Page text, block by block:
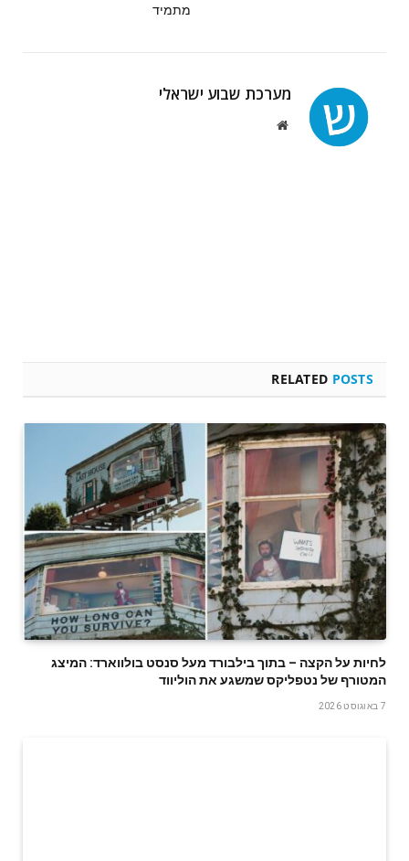
מתמיד
מערכת שבוע ישראלי
Website
RELATED POSTS
לחיות על הקצה – בתוך בילבורד מעל סנסט בולווארד: המיצג
המטורף של נטפליקס שמשגע את הוליווד
7 באוגוסט 2026